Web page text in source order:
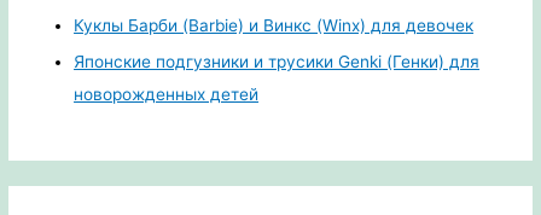
Куклы Барби (Barbie) и Винкс (Winx) для девочек
Японские подгузники и трусики Genki (Генки) для
новорожденных детей